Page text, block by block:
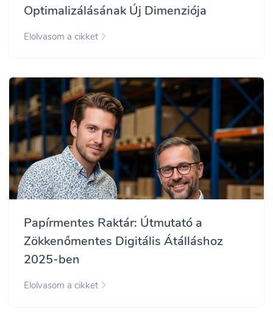
Optimalizálásának Új Dimenziója
Elolvasom a cikket
Papírmentes Raktár: Útmutató a
Zökkenőmentes Digitális Átálláshoz
2025-ben
Elolvasom a cikket